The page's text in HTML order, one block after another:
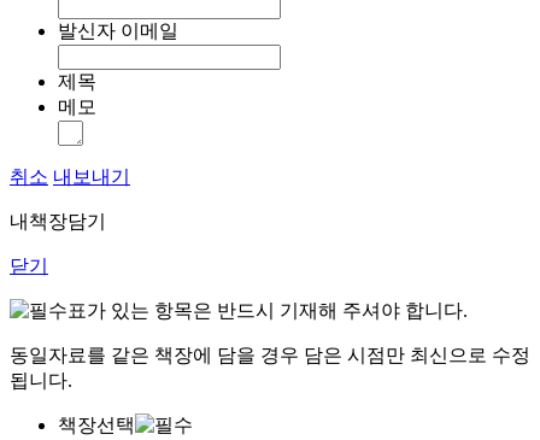
발신자 이메일
제목
메모
취소 내보내기
내책장담기
닫기
표가 있는 항목은 반드시 기재해 주셔야 합니다.
동일자료를 같은 책장에 담을 경우 담은 시점만 최신으로 수정
됩니다.
책장선택